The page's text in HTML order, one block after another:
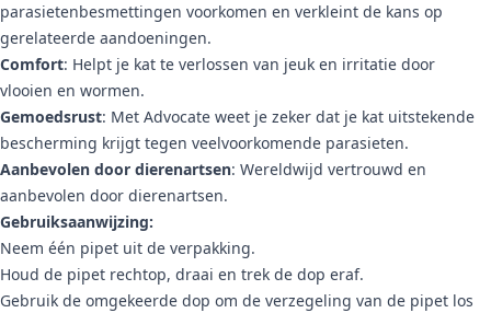
parasietenbesmettingen voorkomen en verkleint de kans op
gerelateerde aandoeningen.
Comfort: Helpt je kat te verlossen van jeuk en irritatie door
vlooien en wormen.
Gemoedsrust: Met Advocate weet je zeker dat je kat uitstekende
bescherming krijgt tegen veelvoorkomende parasieten.
Aanbevolen door dierenartsen: Wereldwijd vertrouwd en
aanbevolen door dierenartsen.
Gebruiksaanwijzing:
Neem één pipet uit de verpakking.
Houd de pipet rechtop, draai en trek de dop eraf.
Gebruik de omgekeerde dop om de verzegeling van de pipet los